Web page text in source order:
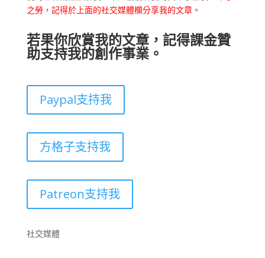
之勞，記得於上面的社交媒體欄分享我的文章。
若果你欣賞我的文章，記得課金贊
助支持我的創作事業。
Paypal支持我
方格子支持我
Patreon支持我
社交媒體